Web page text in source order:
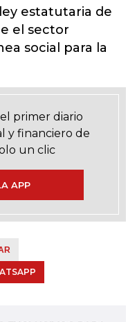
estatutaria de
el sector
social para la
primer diario
y financiero de
un clic
APP